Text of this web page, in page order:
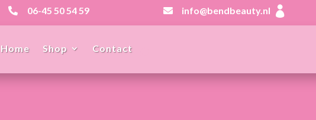
 06-45 50 54 59  info@bendbeauty.nl 
Home Shop Contact